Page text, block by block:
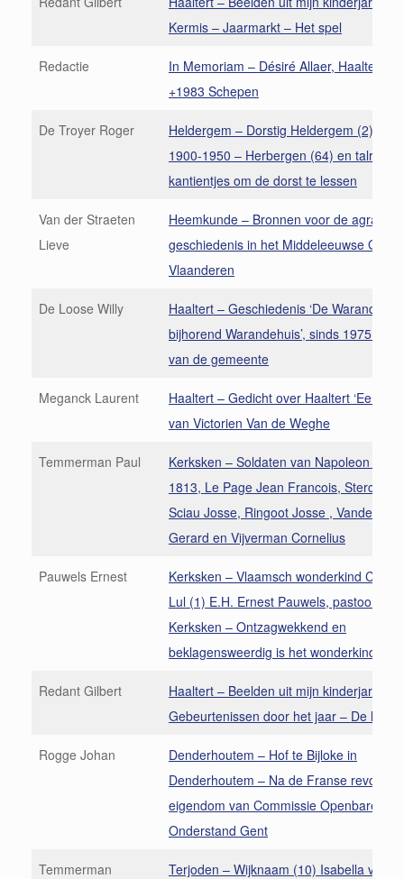
Kermis – Jaarmarkt – Het spel
Redactie
In Memoriam – Désiré Allaer, Haaltert
+1983 Schepen
De Troyer Roger
Heldergem – Dorstig Heldergem (2)
1900-1950 – Herbergen (64) en talrijke
kantientjes om de dorst te lessen
Van der Straeten
Lieve
Heemkunde – Bronnen voor de
geschiedenis in het Middeleeuwse
Vlaanderen
De Loose Willy
Haaltert – Geschiedenis ‘De Warande en
bijhorend Warandehuis’, sinds 1975
van de gemeente
Meganck Laurent
Haaltert – Gedicht over Haaltert
van Victorien Van de Weghe
Temmerman Paul
Kerksken – Soldaten van Napoleon
1813, Le Page Jean Francois, Sterck
Sciau Josse, Ringoot Josse , Vanden
Gerard en Vijverman Cornelius
Pauwels Ernest
Kerksken – Vlaamsch wonderkind
Lul (1) E.H. Ernest Pauwels, pastoor van
Kerksken – Ontzagwekkend en
beklagensweerdig is het wonderkind
Redant Gilbert
Haaltert – Beelden uit mijn kinderjaren
Gebeurtenissen door het jaar – De
Rogge Johan
Denderhoutem – Hof te Bijloke in
Denderhoutem – Na de Franse revolutie
eigendom van Commissie Openbare
Onderstand Gent
Temmerman
Terjoden – Wijknaam (10) Isabella van